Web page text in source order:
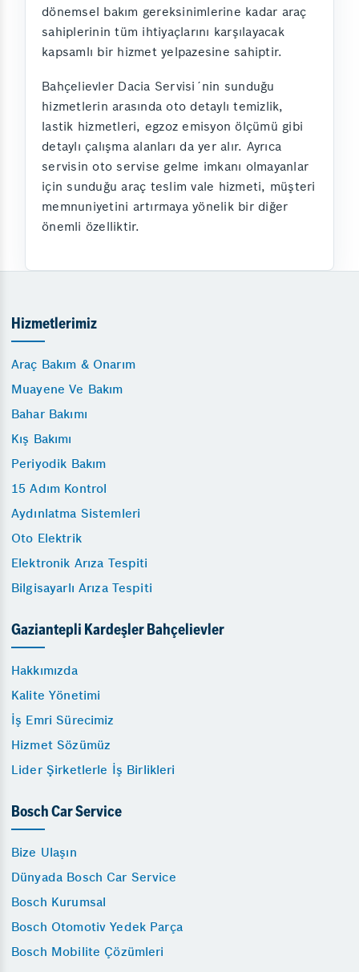
dönemsel bakım gereksinimlerine kadar araç
sahiplerinin tüm ihtiyaçlarını karşılayacak
kapsamlı bir hizmet yelpazesine sahiptir.
Bahçelievler Dacia Servisi´nin sunduğu
hizmetlerin arasında oto detaylı temizlik,
lastik hizmetleri, egzoz emisyon ölçümü gibi
detaylı çalışma alanları da yer alır. Ayrıca
servisin oto servise gelme imkanı olmayanlar
için sunduğu araç teslim vale hizmeti, müşteri
memnuniyetini artırmaya yönelik bir diğer
önemli özelliktir.
Hizmetlerimiz
Araç Bakım & Onarım
Muayene Ve Bakım
Bahar Bakımı
Kış Bakımı
Periyodik Bakım
15 Adım Kontrol
Aydınlatma Sistemleri
Oto Elektrik
Elektronik Arıza Tespiti
Bilgisayarlı Arıza Tespiti
Gaziantepli Kardeşler Bahçelievler
Hakkımızda
Kalite Yönetimi
İş Emri Sürecimiz
Hizmet Sözümüz
Lider Şirketlerle İş Birlikleri
Bosch Car Service
Bize Ulaşın
Dünyada Bosch Car Service
Bosch Kurumsal
Bosch Otomotiv Yedek Parça
Bosch Mobilite Çözümleri